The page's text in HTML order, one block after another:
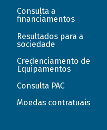
Consulta a
financiamentos
Resultados para a
sociedade
Credenciamento de
Equipamentos
Consulta PAC
Moedas contratuais